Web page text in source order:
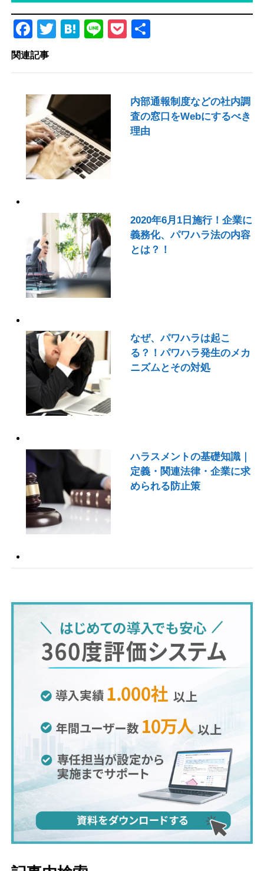
Facebook
Twitter
Hatena
LinePocket
関連記事
内部通報制度などの社内調
査の窓口をWebにするべき
理由
2020年6月1日施行！企業に
義務化、パワハラ法の内容
とは？！
なぜ、パワハラは起こ
る？！パワハラ発生のメカ
ニズムとその対処
ハラスメントの基礎知識｜
定義・関連法律・企業に求
められる防止策